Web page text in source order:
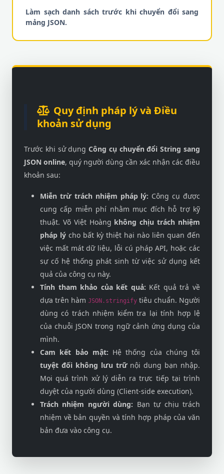
Làm sạch danh sách trước khi chuyển đổi sang
mảng JSON.
Quy định pháp lý và Điều
khoản sử dụng
Trước khi sử dụngCông cụ chuyển đổi String sang
JSON online, quý người dùng cần xác nhận các điều
khoản sau:
Miễn trừ trách nhiệm pháp lý: Công cụ được
cung cấp miễn phí nhằm mục đích hỗ trợ kỹ
thuật. Võ Việt Hoàng không chịu trách nhiệm
pháp lý cho bất kỳ thiệt hại nào liên quan đến
việc mất mát dữ liệu, lỗi cú pháp API, hoặc các
sự cố hệ thống phát sinh từ việc sử dụng kết
quả của công cụ này.
Tính tham khảo của kết quả: Kết quả trả về
dựa trên hàm JSON.stringify tiêu chuẩn. Người
dùng có trách nhiệm kiểm tra lại tính hợp lệ
của chuỗi JSON trong ngữ cảnh ứng dụng của
mình.
Cam kết bảo mật: Hệ thống của chúng tôi
tuyệt đối không lưu trữnội dung bạn nhập.
Mọi quá trình xử lý diễn ra trực tiếp tại trình
duyệt của người dùng (Client-side execution).
Trách nhiệm người dùng: Bạn tự chịu trách
nhiệm về bản quyền và tính hợp pháp của văn
bản đưa vào công cụ.